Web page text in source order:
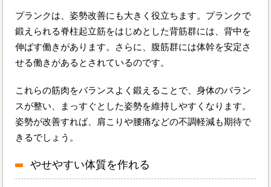
プランクは、姿勢改善にも大きく役立ちます。プランクで
鍛えられる脊柱起立筋をはじめとした背筋群には、背中を
伸ばす働きがあります。さらに、腹筋群には体幹を安定さ
せる働きがあるとされているのです。
これらの筋肉をバランスよく鍛えることで、身体のバラン
スが整い、まっすぐとした姿勢を維持しやすくなります。
姿勢が改善すれば、肩こりや腰痛などの不調軽減も期待で
きるでしょう。
やせやすい体質を作れる